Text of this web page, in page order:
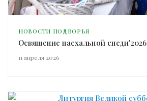
НОВОСТИ ПОДВОРЬЯ
Освящение пасхальной снеди'2026
11 апреля 2026